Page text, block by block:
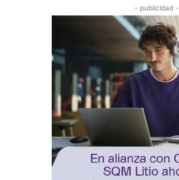
- publicidad -